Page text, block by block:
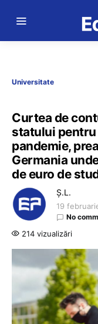
Universitate
Curtea de
statului
pandemie,
Germania
de euro de
Ș.L.
19
No
214 vizualizări